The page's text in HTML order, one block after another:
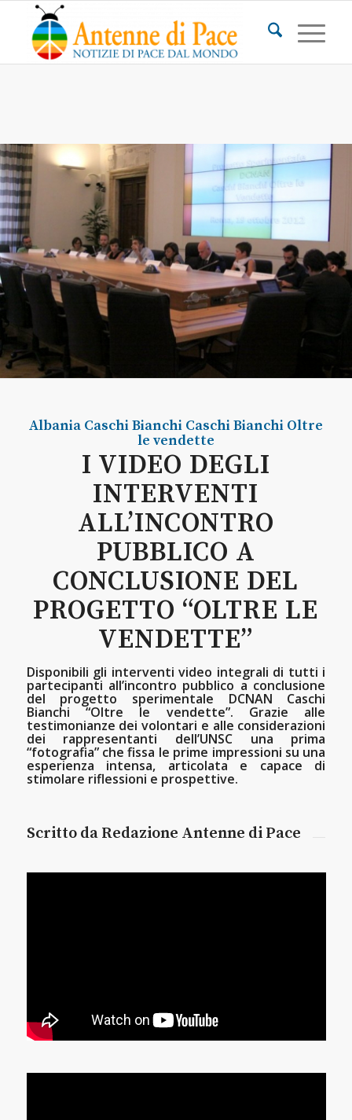
Albania Caschi Bianchi Caschi Bianchi Oltre
le vendette
I VIDEO DEGLI
INTERVENTI
ALL’INCONTRO
PUBBLICO A
CONCLUSIONE DEL
PROGETTO “OLTRE LE
VENDETTE”
Disponibili gli interventi video integrali di tutti i
partecipanti all’incontro pubblico a conclusione
del progetto sperimentale DCNAN Caschi
Bianchi “Oltre le vendette”. Grazie alle
testimonianze dei volontari e alle considerazioni
dei rappresentanti dell’UNSC una prima
“fotografia” che fissa le prime impressioni su una
esperienza intensa, articolata e capace di
stimolare riflessioni e prospettive.
Scritto da Redazione Antenne di Pace